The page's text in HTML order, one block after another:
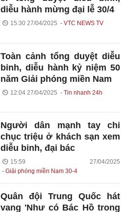
diễu hành mừng đại lễ 30/4
15:30 27/04/2025 VTC NEWS TV
Toàn cảnh tổng duyệt diễu
binh, diễu hành kỷ niệm 50
năm Giải phóng miền Nam
12:04 27/04/2025 Tin nhanh 24h
Người dân mạnh tay chi
chục triệu ở khách sạn xem
diễu binh, đại bác
15:59 27/04/2025
Giải phóng miền Nam 30-4
Quân đội Trung Quốc hát
vang 'Như có Bác Hồ trong